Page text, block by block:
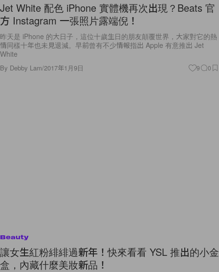
Jet White 配色 iPhone 實體機再次出現？Beats 官
方 Instagram 一張照片露端倪！
昨天是 iPhone 的大日子，這位十歲生日的朋友顛覆世界，大家對它的熱
情同樣十年也未見退減。早前曾有不少情報指出 Apple 有意推出 Jet
White
By Debby Lam/2017年1月9日 9 0
Beauty
讓女生紅粉緋緋過新年！快來看看 YSL 推出的小金
盒，內藏什麼美妝新品！